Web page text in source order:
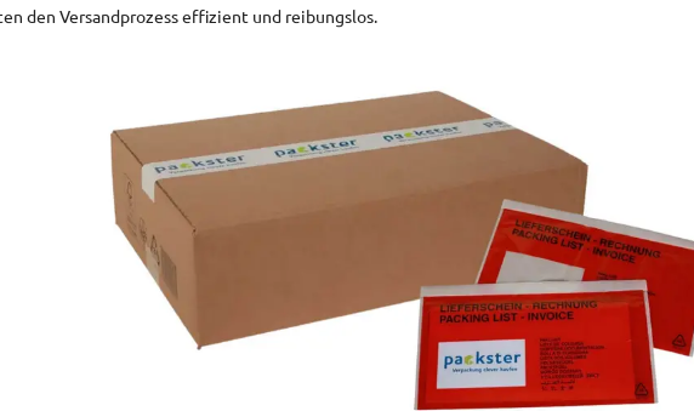
den Versandprozess effizient und reibungslos.